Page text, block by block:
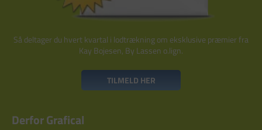
Så deltager du hvert kvartal i lodtrækning om eksklusive præmier fra
Kay Bojesen, By Lassen o.lign.
TILMELD HER
Derfor Grafical